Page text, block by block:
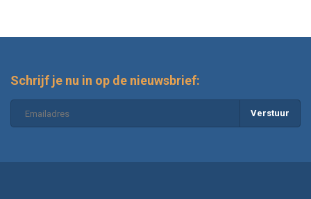
Schrijf je nu in op de nieuwsbrief:
Verstuur